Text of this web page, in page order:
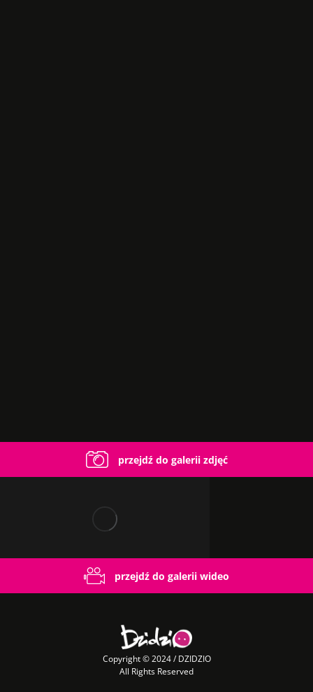
przejdź do galerii zdjęć
przejdź do galerii wideo
Copyright © 2024 / DZIDZIO
All Rights Reserved